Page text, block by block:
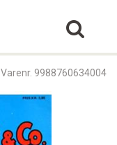
Varenr. 9988760634004